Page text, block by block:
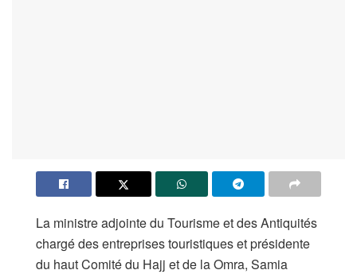
La ministre adjointe du Tourisme et des Antiquités
chargé des entreprises touristiques et présidente
du haut Comité du Hajj et de la Omra, Samia